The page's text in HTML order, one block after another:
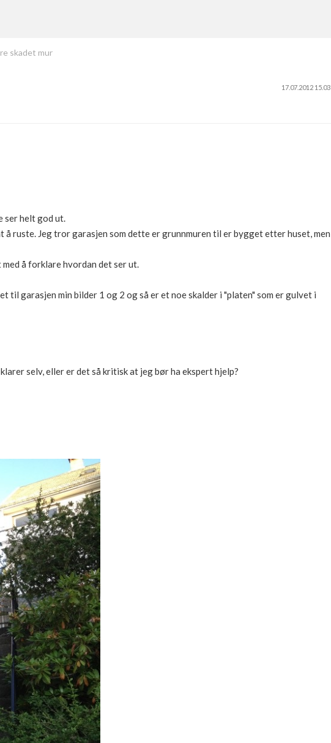
skadet mur
17.07.2012 15.03
ser helt god ut.
å ruste. Jeg tror garasjen som dette er grunnmuren til er bygget etter huset, men
å forklare hvordan det ser ut.
til garasjen min bilder 1 og 2 og så er et noe skalder i "platen" som er gulvet i
selv, eller er det så kritisk at jeg bør ha ekspert hjelp?